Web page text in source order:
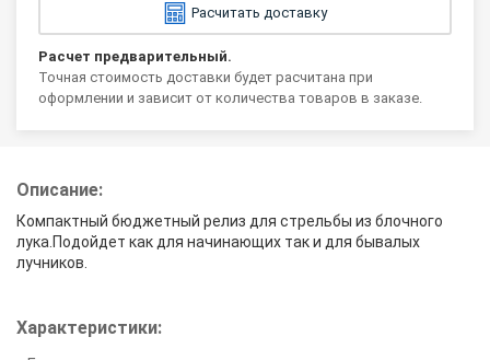
Расчитать доставку
Расчет предварительный.
Точная стоимость доставки будет расчитана при
оформлении и зависит от количества товаров в заказе.
Описание:
Компактный бюджетный релиз для стрельбы из блочного
лука.Подойдет как для начинающих так и для бывалых
лучников.
Характеристики: